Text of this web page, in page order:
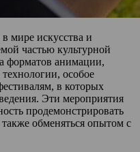
мире искусства и
частью культурной
форматов анимации,
особое
в которых
Эти мероприятия
продемонстрировать
обменяться опытом с